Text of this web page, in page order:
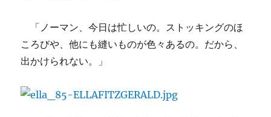
「ノーマン、今日は忙しいの。ストッキングのほ
ころびや、他にも縫いものが色々あるの。だから、
出かけられない。」